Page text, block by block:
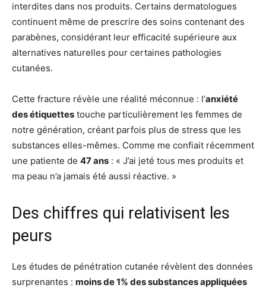
interdites dans nos produits. Certains dermatologues
continuent même de prescrire des soins contenant des
parabènes, considérant leur efficacité supérieure aux
alternatives naturelles pour certaines pathologies
cutanées.
Cette fracture révèle une réalité méconnue : l’anxiété
des étiquettes touche particulièrement les femmes de
notre génération, créant parfois plus de stress que les
substances elles-mêmes. Comme me confiait récemment
une patiente de 47 ans : « J’ai jeté tous mes produits et
ma peau n’a jamais été aussi réactive. »
Des chiffres qui relativisent les
peurs
Les études de pénétration cutanée révèlent des données
surprenantes : moins de 1% des substances appliquées